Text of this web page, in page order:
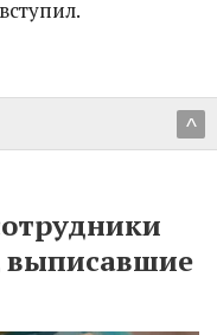
^
выписавшие